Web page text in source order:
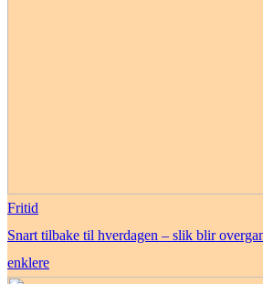
Fritid
Snart tilbake til hverdagen – slik blir
enklere